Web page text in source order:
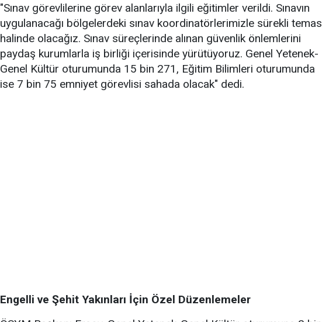
"Sınav görevlilerine görev alanlarıyla ilgili eğitimler verildi. Sınavın
uygulanacağı bölgelerdeki sınav koordinatörlerimizle sürekli temas
halinde olacağız. Sınav süreçlerinde alınan güvenlik önlemlerini
paydaş kurumlarla iş birliği içerisinde yürütüyoruz. Genel Yetenek-
Genel Kültür oturumunda 15 bin 271, Eğitim Bilimleri oturumunda
ise 7 bin 75 emniyet görevlisi sahada olacak" dedi.
Engelli ve Şehit Yakınları İçin Özel Düzenlemeler